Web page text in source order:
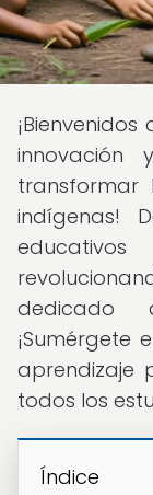
¡Bienvenidos
transformar
indígenas!
dedicado
¡Sumérgete
aprendizaje
todos los
Índice